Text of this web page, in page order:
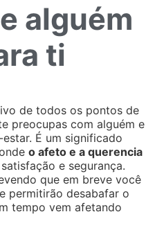
alguém
ti
de todos os pontos de
preocupas com alguém e
É um significado
o afeto e a querencia
e segurança.
que em breve você
permitirão desabafar o
tempo vem afetando